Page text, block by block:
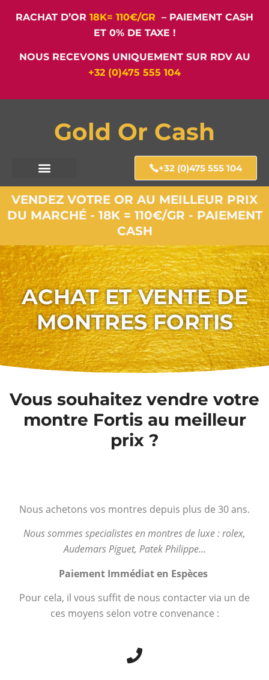
RACHAT D’OR 18K= 110€/GR – PAIEMENT CASH
ET 0% DE TAXE !
NOUS RECEVONS UNIQUEMENT SUR RDV AU
+32 (0)475 555 104
Gold Or Cash
+32 (0)475 555 104
VENDEZ VOTRE OR AU MEILLEUR PRIX
DU MARCHÉ - 18K = 110€/GR - PAIEMENT
CASH
ACHAT ET VENTE DE
MONTRES FORTIS
Vous souhaitez vendre votre
montre Fortis au meilleur
prix ?
Nous achetons vos montres depuis plus de 30 ans.
Nous sommes specialistes en montres de luxe : rolex,
Audemars Piguet, Patek Philippe…
Paiement Immédiat en Espèces
Pour cela, il vous suffit de nous contacter via un de
ces moyens selon votre convenance :